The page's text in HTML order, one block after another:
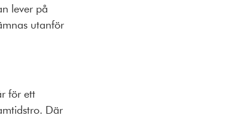
lever på
utanför
för ett
Där